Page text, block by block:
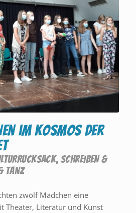
im Kosmos der
,SCHREIBEN &
TANZ
zwölf Mädchen eine
Theater, Literatur und Kunst